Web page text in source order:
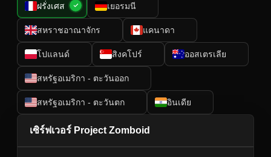
ฝรั่งเศส เยอรมนี
สหราชอาณาจักร แคนาดา
โปแลนด์ สิงคโปร์ ออสเตรเลีย
สหรัฐอเมริกา - ตะวันออก
สหรัฐอเมริกา - ตะวันตก อินเดีย
เซิร์ฟเวอร์ Project Zomboid